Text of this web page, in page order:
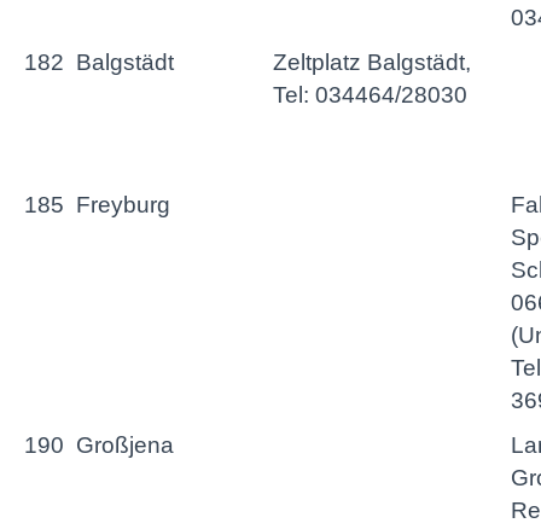
182 Balgstädt
Zeltplatz Balgstädt,
Tel: 034464/28030
185 Freyburg
190 Großjena